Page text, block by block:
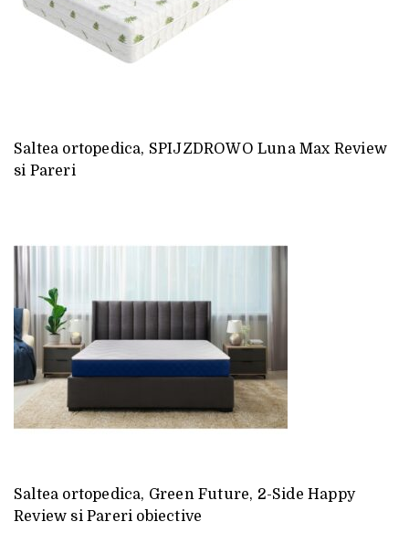
Saltea ortopedica, SPIJZDROWO Luna Max Review
si Pareri
Saltea ortopedica, Green Future, 2-Side Happy
Review si Pareri obiective